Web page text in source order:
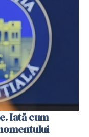
Iată cum